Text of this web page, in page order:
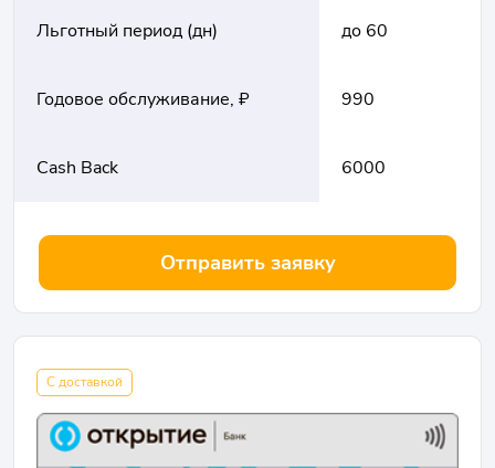
Льготный период (дн) до 60
Годовое обслуживание, ₽ 990
Cash Back 6000
Отправить заявку
С доставкой